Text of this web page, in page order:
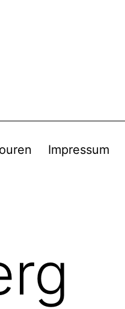
Impressum